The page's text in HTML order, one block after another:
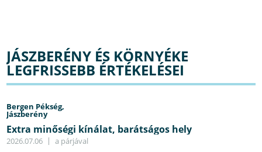
JÁSZBERÉNY ÉS KÖRNYÉKE
LEGFRISSEBB ÉRTÉKELÉSEI
Bergen Pékség,
Jászberény
Extra minőségi kínálat, barátságos hely
2026.07.06 a párjával